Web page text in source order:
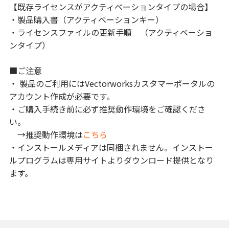
【既存ライセンスがアクティベーションタイプの場合】
・製品購入書（アクティベーションキー）
・ライセンスファイルの更新手順 （アクティベーショ
ンタイプ）
■ご注意
・ 製品のご利用にはVectorworksカスタマーポータルの
アカウント作成が必要です。
・ご購入手続き前に必ず推奨動作環境をご確認くださ
い。
→推奨動作環境はこちら
・インストールメディアは同梱されません。インストー
ルプログラムは専用サイトよりダウンロード提供となり
ます。